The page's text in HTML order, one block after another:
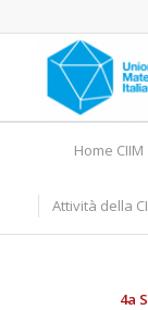
Home CIIM
Attività della
4a